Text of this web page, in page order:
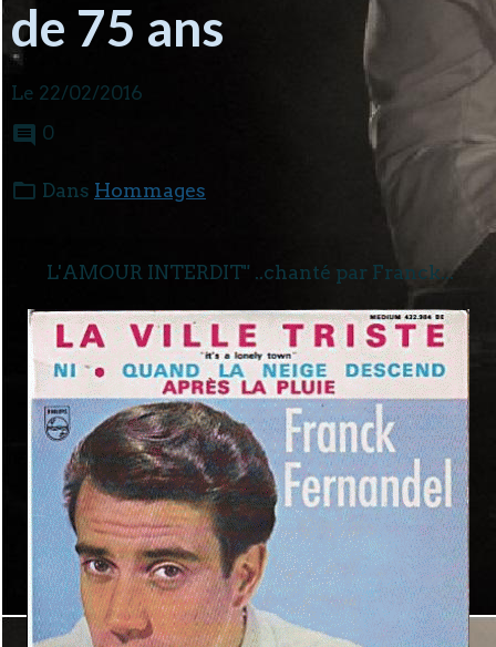
de 75 ans
Le 22/02/2016
0
Dans Hommages
L'AMOUR INTERDIT" ..chanté par Franck...